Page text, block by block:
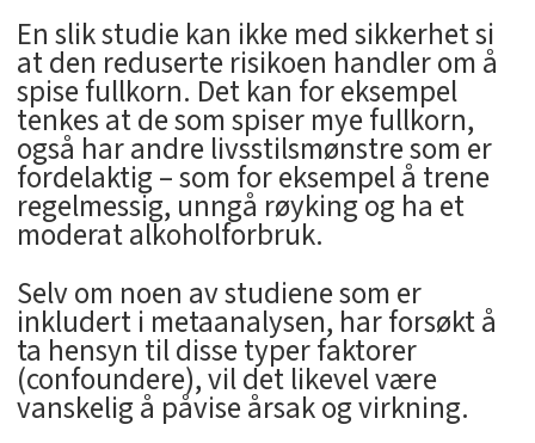
En slik studie kan ikke med sikkerhet si
at den reduserte risikoen handler om å
spise fullkorn. Det kan for eksempel
tenkes at de som spiser mye fullkorn,
også har andre livsstilsmønstre som er
fordelaktig – som for eksempel å trene
regelmessig, unngå røyking og ha et
moderat alkoholforbruk.
Selv om noen av studiene som er
inkludert i metaanalysen, har forsøkt å
ta hensyn til disse typer faktorer
(confoundere), vil det likevel være
vanskelig å påvise årsak og virkning.